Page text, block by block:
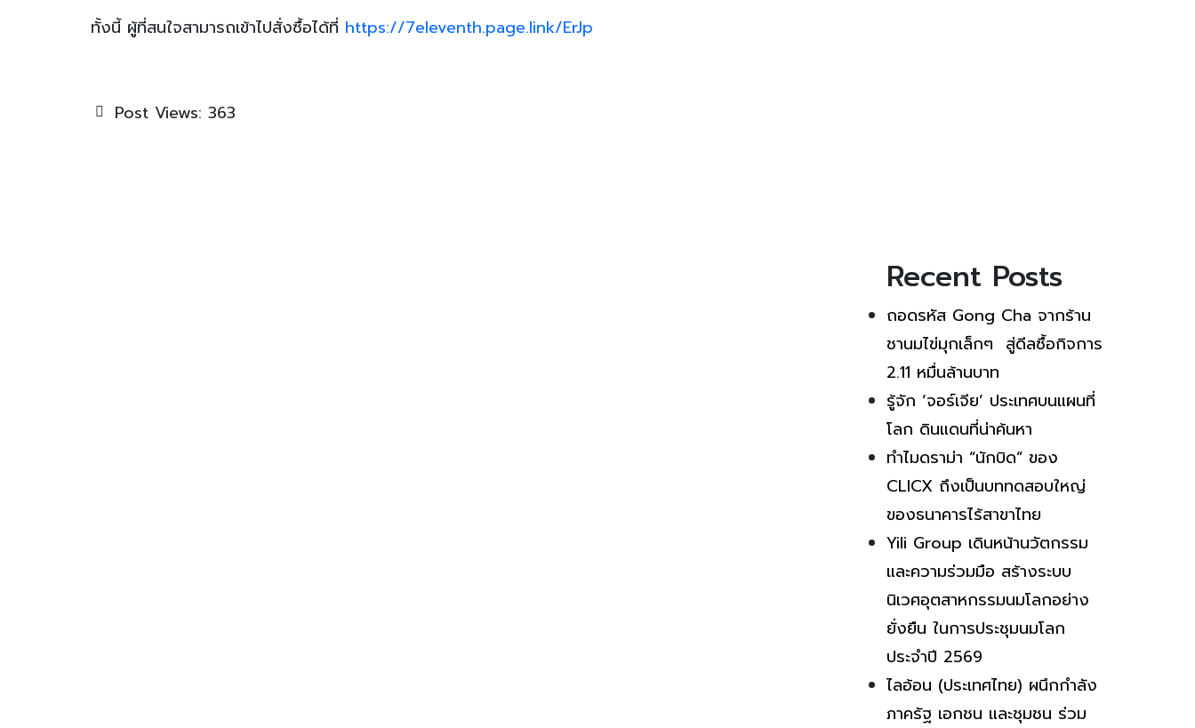
ทั้งนี้ ผู้ที่สนใจสามารถเข้าไปสั่งซื้อได้ที่ https://7eleventh.page.link/ErJp
Post Views: 363
Recent Posts
ถอดรหัส Gong Cha จากร้าน
ชานมไข่มุกเล็กๆ สู่ดีลซื้อกิจการ
2.11 หมื่นล้านบาท
รู้จัก ‘จอร์เจีย’ ประเทศบนแผนที่
โลก ดินแดนที่น่าค้นหา
ทำไมดราม่า “นักบิด” ของ
CLICX ถึงเป็นบททดสอบใหญ่
ของธนาคารไร้สาขาไทย
Yili Group เดินหน้านวัตกรรม
และความร่วมมือ สร้างระบบ
นิเวศอุตสาหกรรมนมโลกอย่าง
ยั่งยืน ในการประชุมนมโลก
ประจำปี 2569
ไลอ้อน (ประเทศไทย) ผนึกกำลัง
ภาครัฐ เอกชน และชุมชน ร่วม